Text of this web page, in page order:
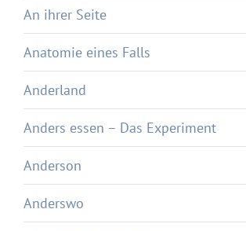
An ihrer Seite
Anatomie eines Falls
Anderland
Anders essen – Das Experiment
Anderson
Anderswo